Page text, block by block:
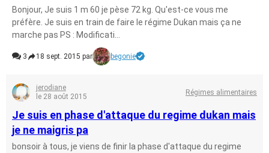
Bonjour, Je suis 1 m 60 je pèse 72 kg. Qu'est-ce vous me
préfère. Je suis en train de faire le régime Dukan mais ça ne
marche pas PS : Modificati...
3 18 sept. 2015 par begonie
jerodiane
le 28 août 2015
Régimes alimentaires
Je suis en phase d'attaque du regime dukan mais
je ne maigris pa
bonsoir à tous, je viens de finir la phase d'attaque du regime